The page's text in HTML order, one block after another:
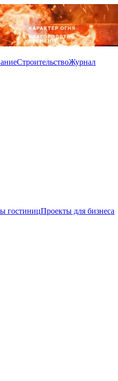
СтроительствоЖурнал
гостиницПроекты для бизнеса